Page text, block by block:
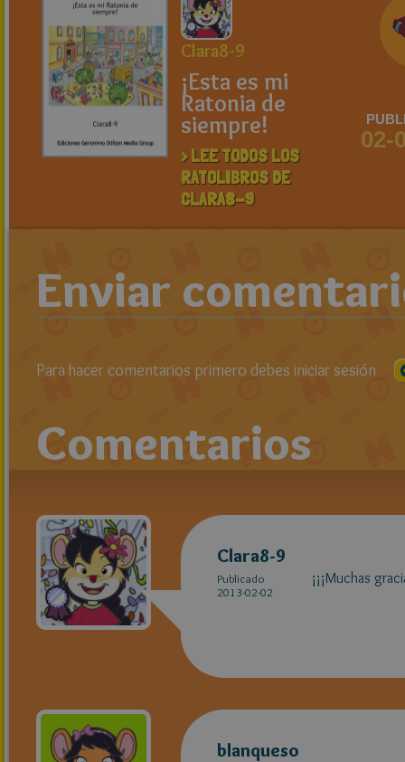
Clara8-9
¡Esta es mi
Ratonia de
siempre!
> LEE TODOS LOS
RATOLIBROS DE
CLARA8-9
02-
Enviar
Para hacer comentarios primero debes iniciar sesión
Comentarios
Clara8-9
Publicado
2013-02-02
¡¡¡Muchas
blanqueso